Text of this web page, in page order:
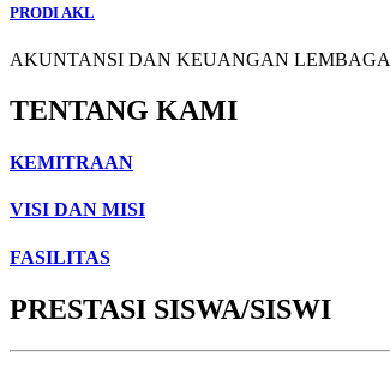
PRODI AKL
AKUNTANSI DAN KEUANGAN LEMBAGA
TENTANG KAMI
KEMITRAAN
VISI DAN MISI
FASILITAS
PRESTASI SISWA/SISWI